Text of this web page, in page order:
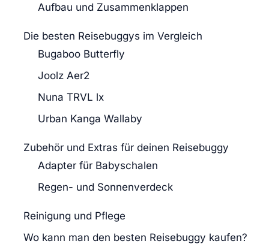
Aufbau und Zusammenklappen
Die besten Reisebuggys im Vergleich
Bugaboo Butterfly
Joolz Aer2
Nuna TRVL lx
Urban Kanga Wallaby
Zubehör und Extras für deinen Reisebuggy
Adapter für Babyschalen
Regen- und Sonnenverdeck
Reinigung und Pflege
Wo kann man den besten Reisebuggy kaufen?